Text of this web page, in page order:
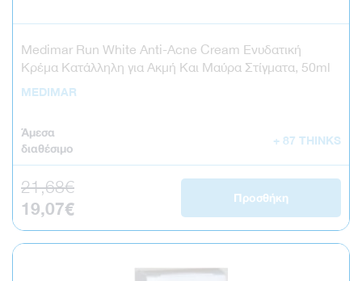
Medimar Run White Anti-Acne Cream Ενυδατική
Κρέμα Κατάλληλη για Ακμή Και Μαύρα Στίγματα, 50ml
MEDIMAR
Άμεσα
διαθέσιμο
+ 87 THINKS
Κανονική τιμή
21,68€
Τιμή έκπτωσης
19,07€
Προσθήκη